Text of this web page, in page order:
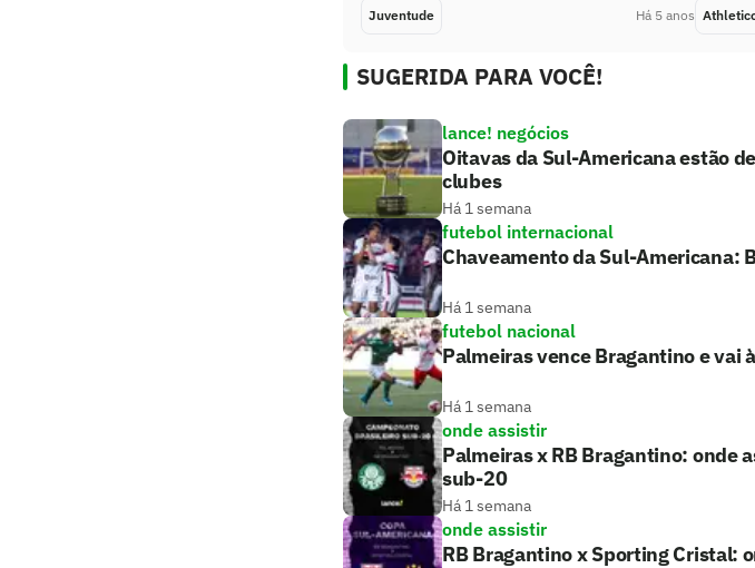
Juventude Há 5 anos
SUGERIDA PARA VOCÊ!
lance! negócios
Oitavas da Sul-Americana estão
clubes
Há 1 semana
futebol internacional
Chaveamento da Sul-Americana:
Há 1 semana
futebol nacional
Palmeiras vence Bragantino e vai
Há 1 semana
onde assistir
Palmeiras x RB Bragantino: onde
sub-20
Há 1 semana
onde assistir
RB Bragantino x Sporting Cristal: